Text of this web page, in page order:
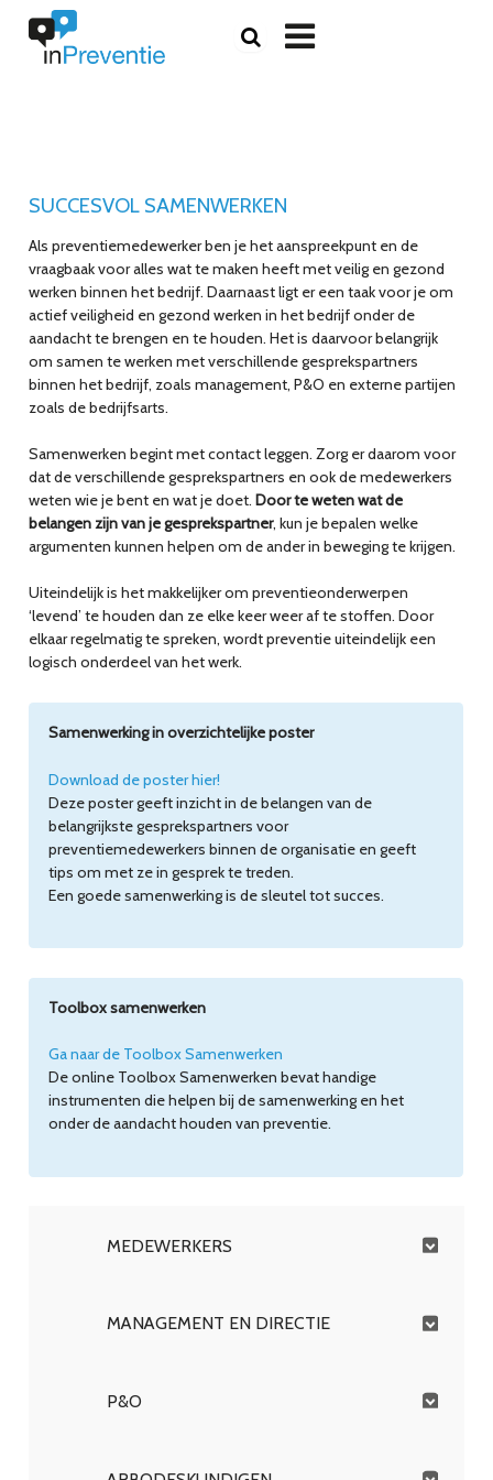

SUCCESVOL SAMENWERKEN
Als preventiemedewerker ben je het aanspreekpunt en de
vraagbaak voor alles wat te maken heeft met veilig en gezond
werken binnen het bedrijf. Daarnaast ligt er een taak voor je om
actief veiligheid en gezond werken in het bedrijf onder de
aandacht te brengen en te houden. Het is daarvoor belangrijk
om samen te werken met verschillende gesprekspartners
binnen het bedrijf, zoals management, P&O en externe partijen
zoals de bedrijfsarts.
Samenwerken begint met contact leggen. Zorg er daarom voor
dat de verschillende gesprekspartners en ook de medewerkers
weten wie je bent en wat je doet. Door te weten wat de
belangen zijn van je gesprekspartner, kun je bepalen welke
argumenten kunnen helpen om de ander in beweging te krijgen.
Uiteindelijk is het makkelijker om preventieonderwerpen
‘levend’ te houden dan ze elke keer weer af te stoffen. Door
elkaar regelmatig te spreken, wordt preventie uiteindelijk een
logisch onderdeel van het werk.
Samenwerking in overzichtelijke poster
Download de poster hier!
Deze poster geeft inzicht in de belangen van de
belangrijkste gesprekspartners voor
preventiemedewerkers binnen de organisatie en geeft
tips om met ze in gesprek te treden.
Een goede samenwerking is de sleutel tot succes.
Toolbox samenwerken
Ga naar de Toolbox Samenwerken
De online Toolbox Samenwerken bevat handige
instrumenten die helpen bij de samenwerking en het
onder de aandacht houden van preventie.
MEDEWERKERS
MANAGEMENT EN DIRECTIE
P&O